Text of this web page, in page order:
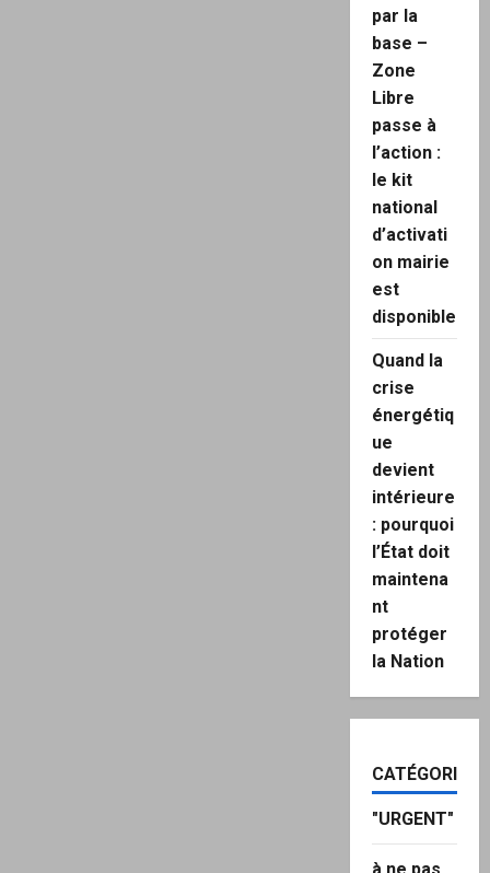
par la
base –
Zone
Libre
passe à
l’action :
le kit
national
d’activati
on mairie
est
disponible
Quand la
crise
énergétiq
ue
devient
intérieure
: pourquoi
l’État doit
maintena
nt
protéger
la Nation
CATÉGORIES
"URGENT"